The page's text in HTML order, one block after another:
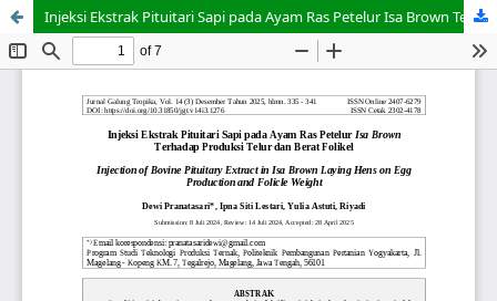
Injeksi Ekstrak Pituitari Sapi pada Ayam Ras Petelur Isa Brown Terhadap Produksi Telur dan Berat Folikel